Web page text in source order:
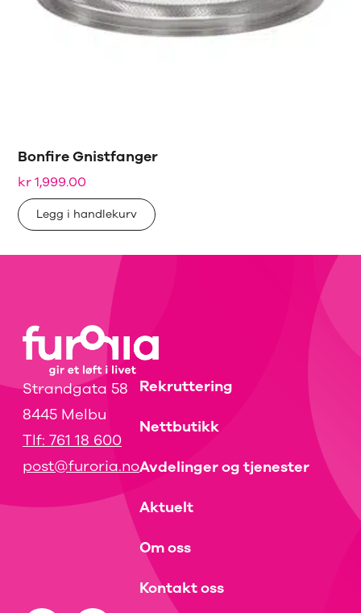
Bonfire Gnistfanger
kr1,999.00
Legg i handlekurv
Strandgata 58
8445 Melbu
Tlf: 761 18 600
post@furoria.no
Rekruttering
Nettbutikk
Avdelinger og tjenester
Aktuelt
Om oss
Kontakt oss